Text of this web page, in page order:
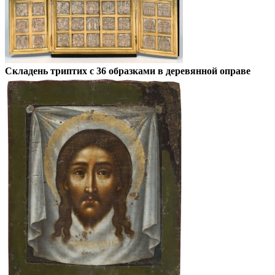
Складень триптих с 36 образками в деревянной оправе